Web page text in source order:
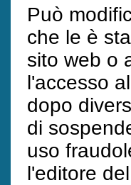
Può
che le è
sito web o
l'accesso
dopo
di
uso
l'editore